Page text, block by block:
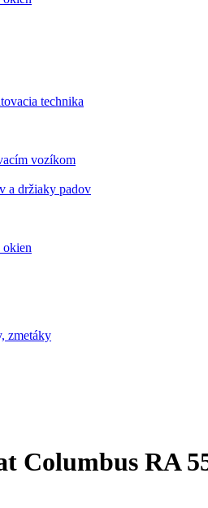
technika
vozíkom
a držiaky padov
okien
zmetáky
Columbus RA